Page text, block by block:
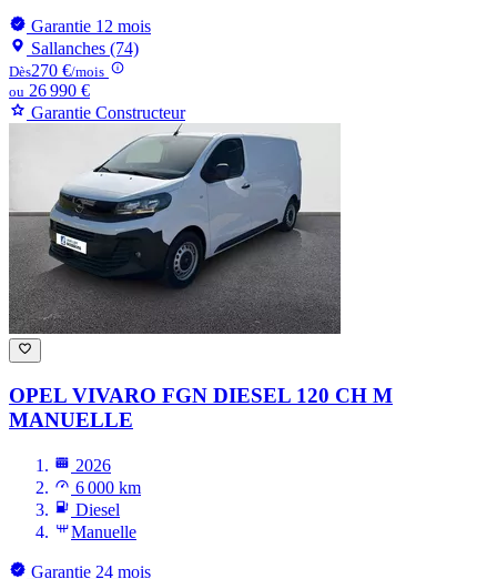
Garantie 12 mois
Sallanches (74)
Dès270 €/mois
ou 26 990 €
Garantie Constructeur
OPEL VIVARO FGN DIESEL 120 CH M
MANUELLE
2026
6 000 km
Diesel
Manuelle
Garantie 24 mois